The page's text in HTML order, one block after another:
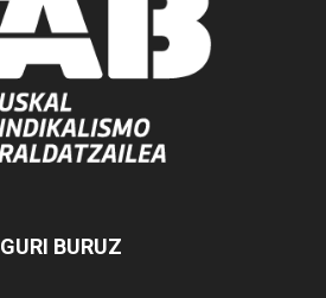
GURI BURUZ